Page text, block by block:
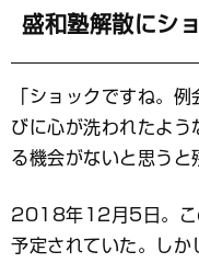
盛和塾解散にシ
「ショックですね。
びに心が洗われたよう
る機会がないと思うと
2018年12月5日。こ
予定されていた。しか